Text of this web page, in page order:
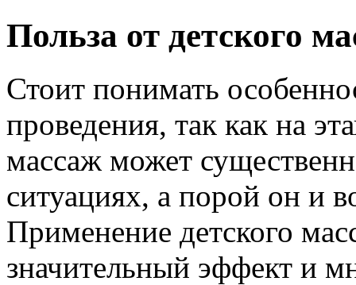
Польза от детского
Стоит понимать
проведения, так как на
массаж может
ситуациях, а порой он и
Применение детского
значительный эффект и